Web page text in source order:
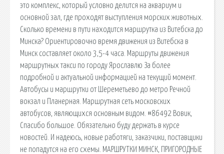
это комплекс, который условно делится на аквариум и
основной зал, где проходят выступления морских животных.
Сколько времени в пути находится маршрутка из Витебска до
Минска? Ориентировочно время движения из Витебска в
Минск составляет около 3,5-4 часа. Маршруты движения
маршрутных такси по городу Ярославлю За более
подробной и актуальной информацией на текущий момент.
Автобусы и маршрутки от Шереметьево до метро Речной
вокзал и Планерная. Маршрутная сеть московских
автобусов, являющихся основным видом. #86492 Вовик,
Спасибо большое. Обязательно буду держать в курсе
новостей. И надеюсь, новые работяги, заказчики, поставщики
не попадутся на его схемы. МАРШРУТКИ МИНСК, ПРИГОРОДНЫЕ